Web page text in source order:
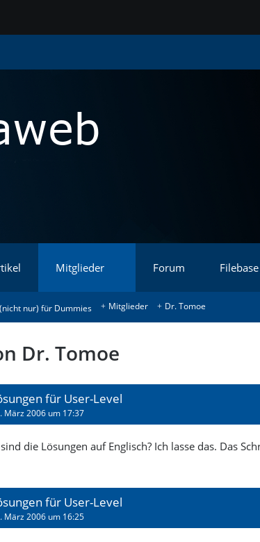
Mitglieder Forum Filebase
nur) für Dummies Mitglieder Dr. Tomoe
Dr. Tomoe
für User-Level
März 2006 um 17:37
die Lösungen auf Englisch? Ich lasse das. Das
für User-Level
März 2006 um 16:25